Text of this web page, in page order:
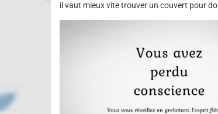
il vaut mieux vite trouver un couvert pour